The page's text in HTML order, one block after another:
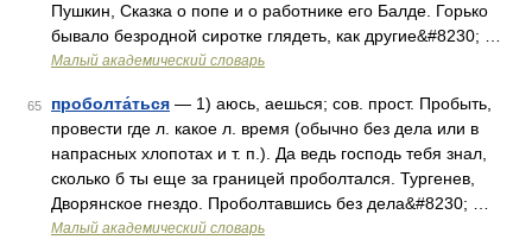
Пушкин, Сказка о попе и о работнике его Балде. Горько
бывало безродной сиротке глядеть, как другие&#8230; …
Малый академический словарь
65 проболта́ться — 1) аюсь, аешься; сов. прост. Пробыть,
провести где л. какое л. время (обычно без дела или в
напрасных хлопотах и т. п.). Да ведь господь тебя знал,
сколько б ты еще за границей проболтался. Тургенев,
Дворянское гнездо. Проболтавшись без дела&#8230; …
Малый академический словарь